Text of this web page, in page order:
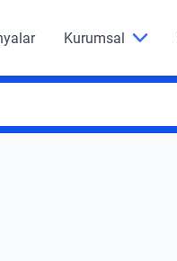
Kurumsal